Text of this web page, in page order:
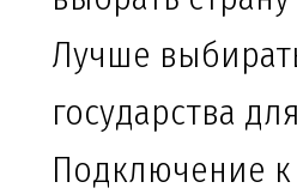
Лучше
государства
Подключение